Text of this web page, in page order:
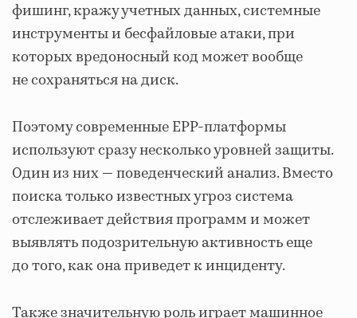
фишинг, кражу учетных данных, системные
инструменты и бесфайловые атаки, при
которых вредоносный код может вообще
не сохраняться на диск.
Поэтому современные EPP-платформы
используют сразу несколько уровней защиты.
Один из них — поведенческий анализ. Вместо
поиска только известных угроз система
отслеживает действия программ и может
выявлять подозрительную активность еще
до того, как она приведет к инциденту.
Также значительную роль играет машинное